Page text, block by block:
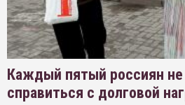
Каждый пятый россиян
справиться с долговой